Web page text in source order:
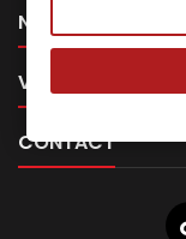
NOTRE SOCIÉTÉ
VOTRE COMPTE
CONTACT